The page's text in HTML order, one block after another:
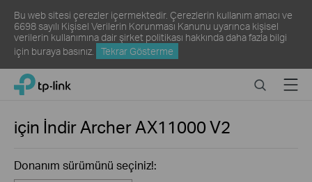
Bu web sitesi çerezler içermektedir. Çerezlerin kullanım amacı ve
6698 sayılı Kişisel Verilerin Korunması Kanunu uyarınca kişisel
verilerin kullanımına dair şirket politikası hakkında daha fazla bilgi
için buraya basınız. Tekrar Gösterme
Click
navigation
TP-Link, Reliably Smart SearchMenu
için İndirArcher AX11000V2
Donanım sürümünü seçiniz!: